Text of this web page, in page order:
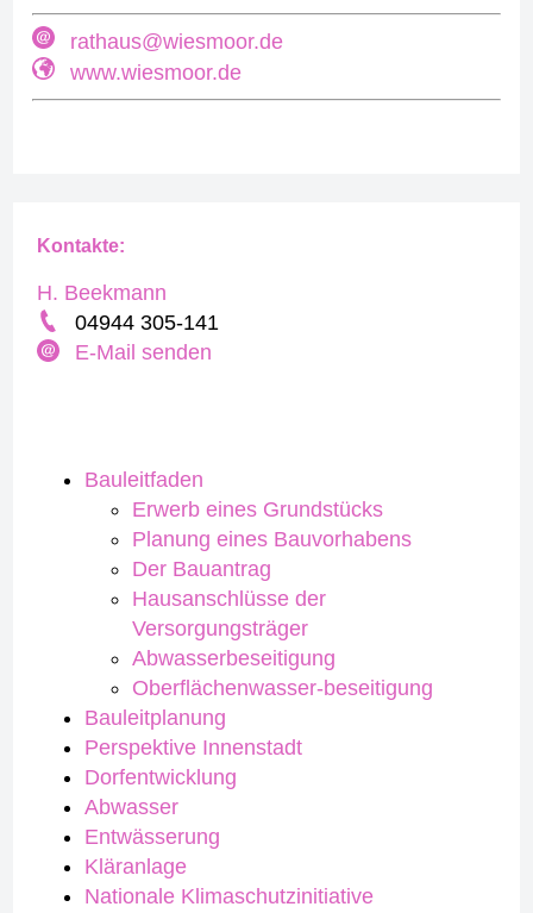
rathaus@wiesmoor.de
www.wiesmoor.de
Bauleitfaden
Erwerb eines Grundstücks
Planung eines Bauvorhabens
Der Bauantrag
Hausanschlüsse der
Versorgungsträger
Abwasserbeseitigung
Oberflächenwasser-beseitigung
Bauleitplanung
Perspektive Innenstadt
Dorfentwicklung
Abwasser
Entwässerung
Kläranlage
Nationale Klimaschutzinitiative
Kontakte:
H. Beekmann
04944 305-141
E-Mail senden